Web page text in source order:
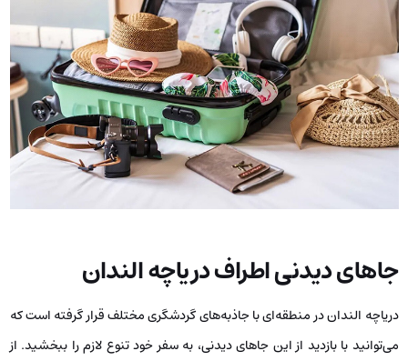
جاهای دیدنی اطراف دریاچه الندان
دریاچه الندان در منطقه‌ای با جاذبه‌های گردشگری مختلف قرار گرفته است که
می‌توانید با بازدید از این جاهای دیدنی، به سفر خود تنوع لازم را ببخشید. از